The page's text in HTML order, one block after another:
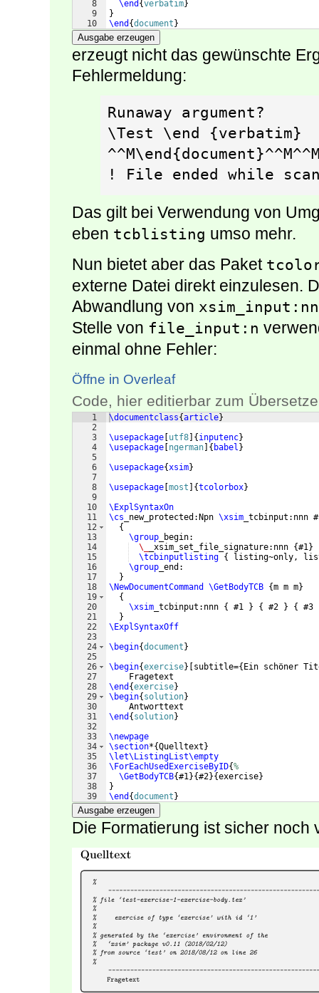
8
9
10
\end {verbatim}
}
\end {document }
Ausgabe erzeugen
erzeugt nicht das gewünschte
Fehlermeldung:
Runaway argument?
\Test \end {verbatim}
! File ended while
Das gilt bei Verwendung von
eben tcblisting umso mehr.
Nun bietet aber das Paket
externe Datei direkt einzulesen.
Abwandlung von
Stelle von file_input:n
einmal ohne Fehler:
Öffne in Overleaf
Code, hier editierbar zum
1
2
3
4
5
6
7
8
9
10
11
12
13
14
15
16
17
18
19
20
21
22
23
24
25
26
27
28
29
30
31
32
33
34
35
36
37
38
39
\documentclass{article}
\usepackage utf8 { inputenc}
\usepackage ngerman { babel }
\usepackage{xsim}
\usepackage most {tcolorbox}
\ExplSyntaxOn
\cs _new_protected:Npn \xsim _tcbinput:nnn
{
\group _begin:
\_
_xsim_set_file_signature:nnn {#1}
\tcbinputlisting {
listing~only,
\group _end:
}
\NewDocumentCommand
\GetBodyTCB {m m m}
{
\xsim _tcbinput:nnn { #1 } { #2 } { #3
}
\ExplSyntaxOff
\begin{document }
\begin{exercise} subtitle={ Ein schöner
    Fragetext
\end {exercise}
\begin{ solution}
    Antworttext
\end { solution}
\newpage
\section*{Quelltext }
\let\ListingList\empty
\ForEachUsedExerciseByID{%
\GetBodyTCB{#1}{#2}{exercise}
}
\end {document }
Ausgabe erzeugen
Die Formatierung ist sicher noch